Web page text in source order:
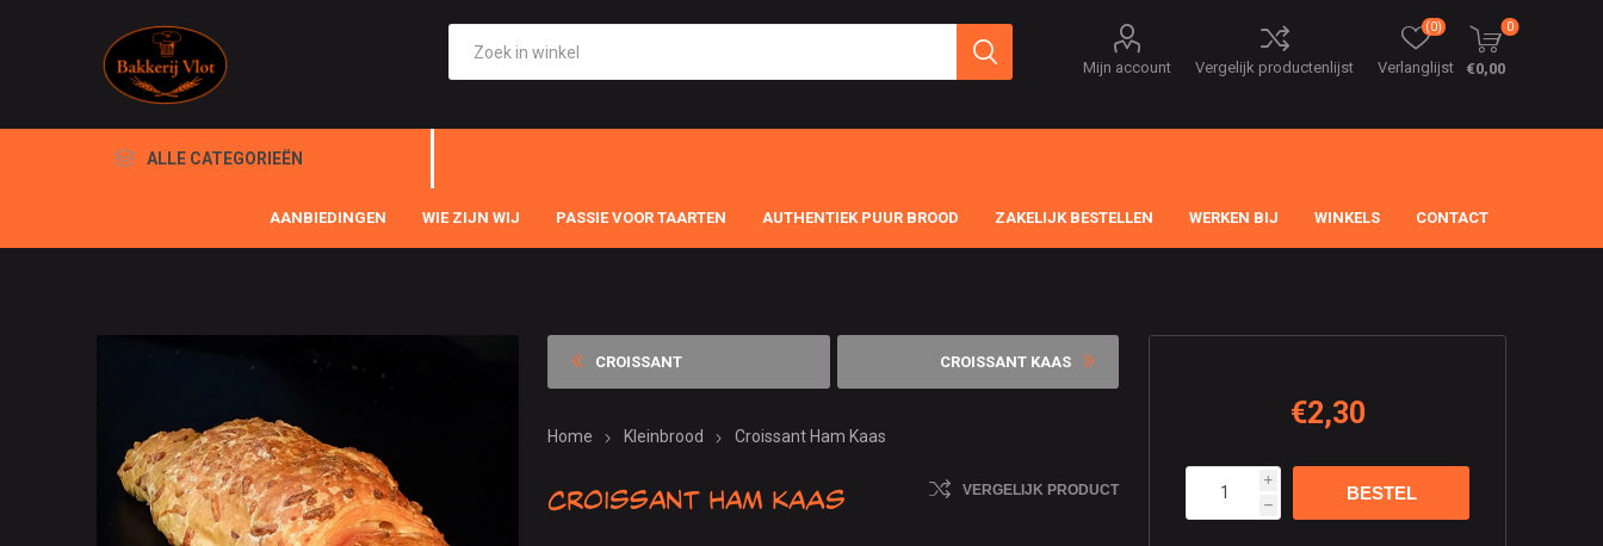
Mijn account Vergelijk productenlijst Verlanglijst
(0) 0
€0,00
ALLE CATEGORIEËN
AANBIEDINGEN WIE ZIJN WIJ PASSIE VOOR TAARTEN AUTHENTIEK PUUR BROOD ZAKELIJK BESTELLEN WERKEN BIJ WINKELS CONTACT
CROISSANT CROISSANT KAAS
Home Kleinbrood Croissant Ham Kaas
Croissant Ham Kaas VERGELIJK PRODUCT
€2,30
i
h